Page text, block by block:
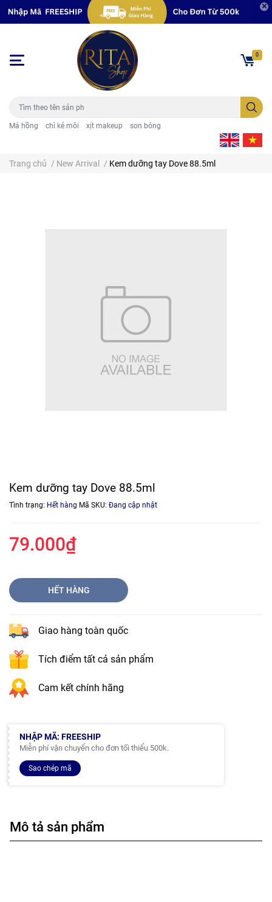
Má hồng chì kẻ môi xịt makeup son bóng
0
Trang chủ / New Arrival / Kem dưỡng tay Dove 88.5ml
Kem dưỡng tay Dove 88.5ml
Tình trạng: Hết hàng Mã SKU: Đang cập nhật
79.000₫
HẾT HÀNG
Giao hàng toàn quốc
Tích điểm tất cả sản phẩm
Cam kết chính hãng
NHẬP MÃ: FREESHIP
Miễn phí vận chuyển cho đơn tối thiểu 500k.
Sao chép mã
Mô tả sản phẩm